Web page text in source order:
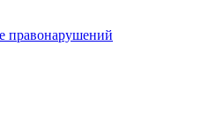
правонарушений